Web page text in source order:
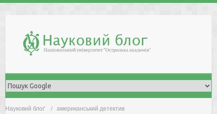
Науковий блоґ американський детектив